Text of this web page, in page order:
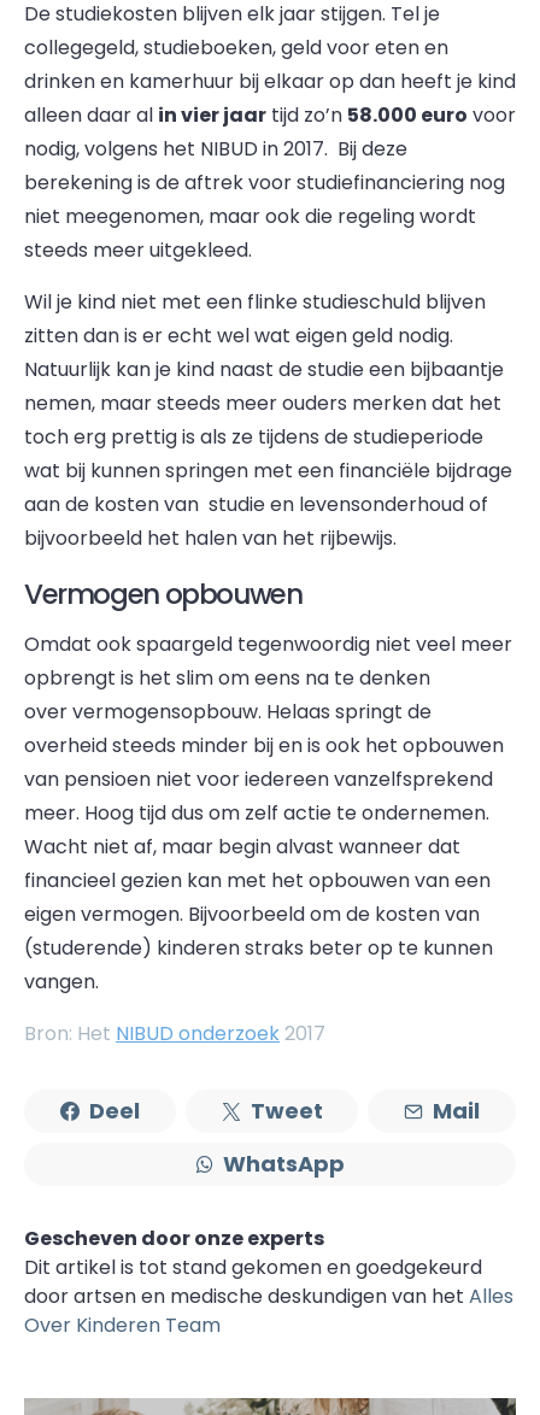
De studiekosten blijven elk jaar stijgen. Tel je
collegegeld, studieboeken, geld voor eten en
drinken en kamerhuur bij elkaar op dan heeft je kind
alleen daar al in vier jaar tijd zo’n 58.000 euro voor
nodig, volgens het NIBUD in 2017. Bij deze
berekening is de aftrek voor studiefinanciering nog
niet meegenomen, maar ook die regeling wordt
steeds meer uitgekleed.
Wil je kind niet met een flinke studieschuld blijven
zitten dan is er echt wel wat eigen geld nodig.
Natuurlijk kan je kind naast de studie een bijbaantje
nemen, maar steeds meer ouders merken dat het
toch erg prettig is als ze tijdens de studieperiode
wat bij kunnen springen met een financiële bijdrage
aan de kosten van studie en levensonderhoud of
bijvoorbeeld het halen van het rijbewijs.
Vermogen opbouwen
Omdat ook spaargeld tegenwoordig niet veel meer
opbrengt is het slim om eens na te denken
over vermogensopbouw. Helaas springt de
overheid steeds minder bij en is ook het opbouwen
van pensioen niet voor iedereen vanzelfsprekend
meer. Hoog tijd dus om zelf actie te ondernemen.
Wacht niet af, maar begin alvast wanneer dat
financieel gezien kan met het opbouwen van een
eigen vermogen. Bijvoorbeeld om de kosten van
(studerende) kinderen straks beter op te kunnen
vangen.
Bron: Het NIBUD onderzoek2017
Deel Tweet
Mail
WhatsApp
Gescheven door onze experts
Dit artikel is tot stand gekomen en goedgekeurd
door artsen en medische deskundigen van het Alles
Over Kinderen Team